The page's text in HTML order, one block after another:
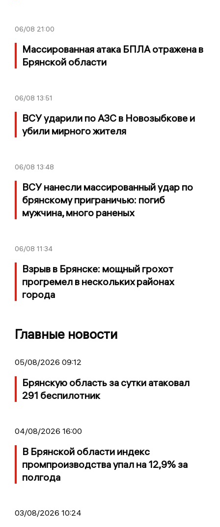
06/08 21:00
Массированная атака БПЛА отражена в
Брянской области
06/08 13:51
ВСУ ударили по АЗС в Новозыбкове и
убили мирного жителя
06/08 13:48
ВСУ нанесли массированный удар по
брянскому приграничью: погиб
мужчина, много раненых
06/08 11:34
Взрыв в Брянске: мощный грохот
прогремел в нескольких районах
города
Главные новости
05/08/2026 09:12
Брянскую область за сутки атаковал
291 беспилотник
04/08/2026 16:00
В Брянской области индекс
промпроизводства упал на 12,9% за
полгода
03/08/2026 10:24